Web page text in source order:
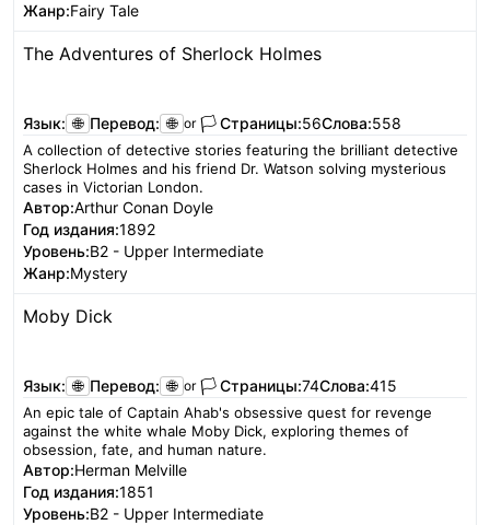
Жанр:Fairy Tale
The Adventures of Sherlock Holmes
Язык: 🌐 Перевод: 🌐 or 🏳️ Страницы:56Слова:558
A collection of detective stories featuring the brilliant detective
Sherlock Holmes and his friend Dr. Watson solving mysterious
cases in Victorian London.
Автор:Arthur Conan Doyle
Год издания:1892
Уровень:B2 - Upper Intermediate
Жанр:Mystery
Moby Dick
Язык: 🌐 Перевод: 🌐 or 🏳️ Страницы:74Слова:415
An epic tale of Captain Ahab's obsessive quest for revenge
against the white whale Moby Dick, exploring themes of
obsession, fate, and human nature.
Автор:Herman Melville
Год издания:1851
Уровень:B2 - Upper Intermediate